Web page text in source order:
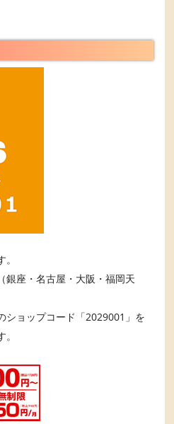
銀座・名古屋・大阪・福岡天
ショップコード「2029001」を